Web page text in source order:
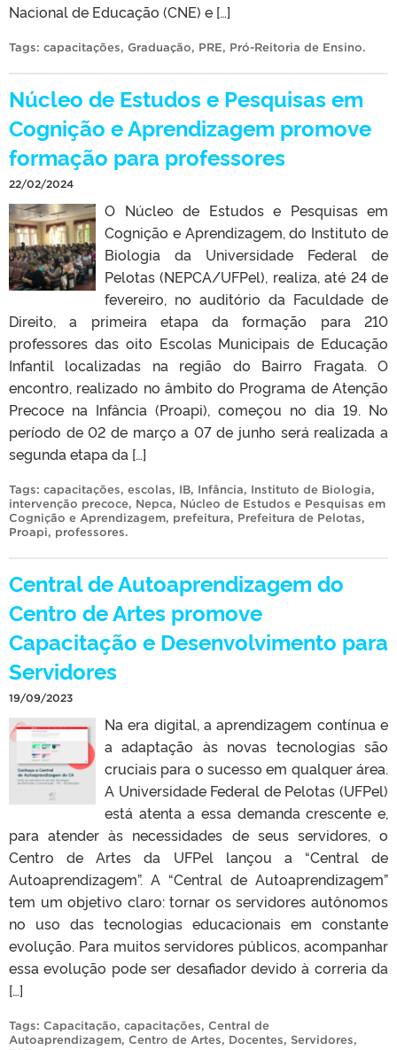
Nacional de Educação (CNE) e […]
Tags: capacitações, Graduação, PRE, Pró-Reitoria de Ensino.
Núcleo de Estudos e Pesquisas em
Cognição e Aprendizagem promove
formação para professores
22/02/2024
O Núcleo de Estudos e Pesquisas em
Cognição e Aprendizagem, do Instituto de
Biologia da Universidade Federal de
Pelotas (NEPCA/UFPel), realiza, até 24 de
fevereiro, no auditório da Faculdade de
Direito, a primeira etapa da formação para 210
professores das oito Escolas Municipais de Educação
Infantil localizadas na região do Bairro Fragata. O
encontro, realizado no âmbito do Programa de Atenção
Precoce na Infância (Proapi), começou no dia 19. No
período de 02 de março a 07 de junho será realizada a
segunda etapa da […]
Tags: capacitações, escolas, IB, Infância, Instituto de Biologia,
intervenção precoce, Nepca, Núcleo de Estudos e Pesquisas em
Cognição e Aprendizagem, prefeitura, Prefeitura de Pelotas,
Proapi, professores.
Central de Autoaprendizagem do
Centro de Artes promove
Capacitação e Desenvolvimento para
Servidores
19/09/2023
Na era digital, a aprendizagem contínua e
a adaptação às novas tecnologias são
cruciais para o sucesso em qualquer área.
A Universidade Federal de Pelotas (UFPel)
está atenta a essa demanda crescente e,
para atender às necessidades de seus servidores, o
Centro de Artes da UFPel lançou a “Central de
Autoaprendizagem”. A “Central de Autoaprendizagem”
tem um objetivo claro: tornar os servidores autônomos
no uso das tecnologias educacionais em constante
evolução. Para muitos servidores públicos, acompanhar
essa evolução pode ser desafiador devido à correria da
[…]
Tags: Capacitação, capacitações, Central de
Autoaprendizagem, Centro de Artes, Docentes, Servidores,